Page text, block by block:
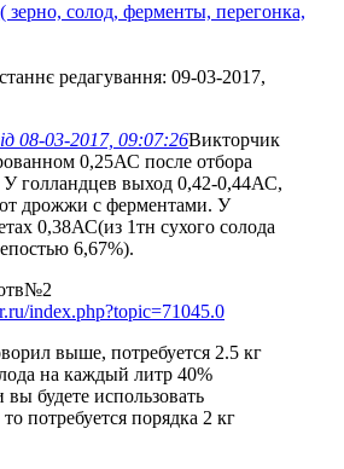
зерно, солод, ферменты, перегонка,
редагування: 09-03-2017,
08-03-2017, 09:07:26Викторчик
0,25АС после отбора
У голландцев выход 0,42-0,44АС,
дрожжи с ферментами. У
0,38АС(из 1тн сухого солода
6,67%).
index.php?topic=71045.0
выше, потребуется 2.5 кг
на каждый литр 40%
вы будете использовать
потребуется порядка 2 кг